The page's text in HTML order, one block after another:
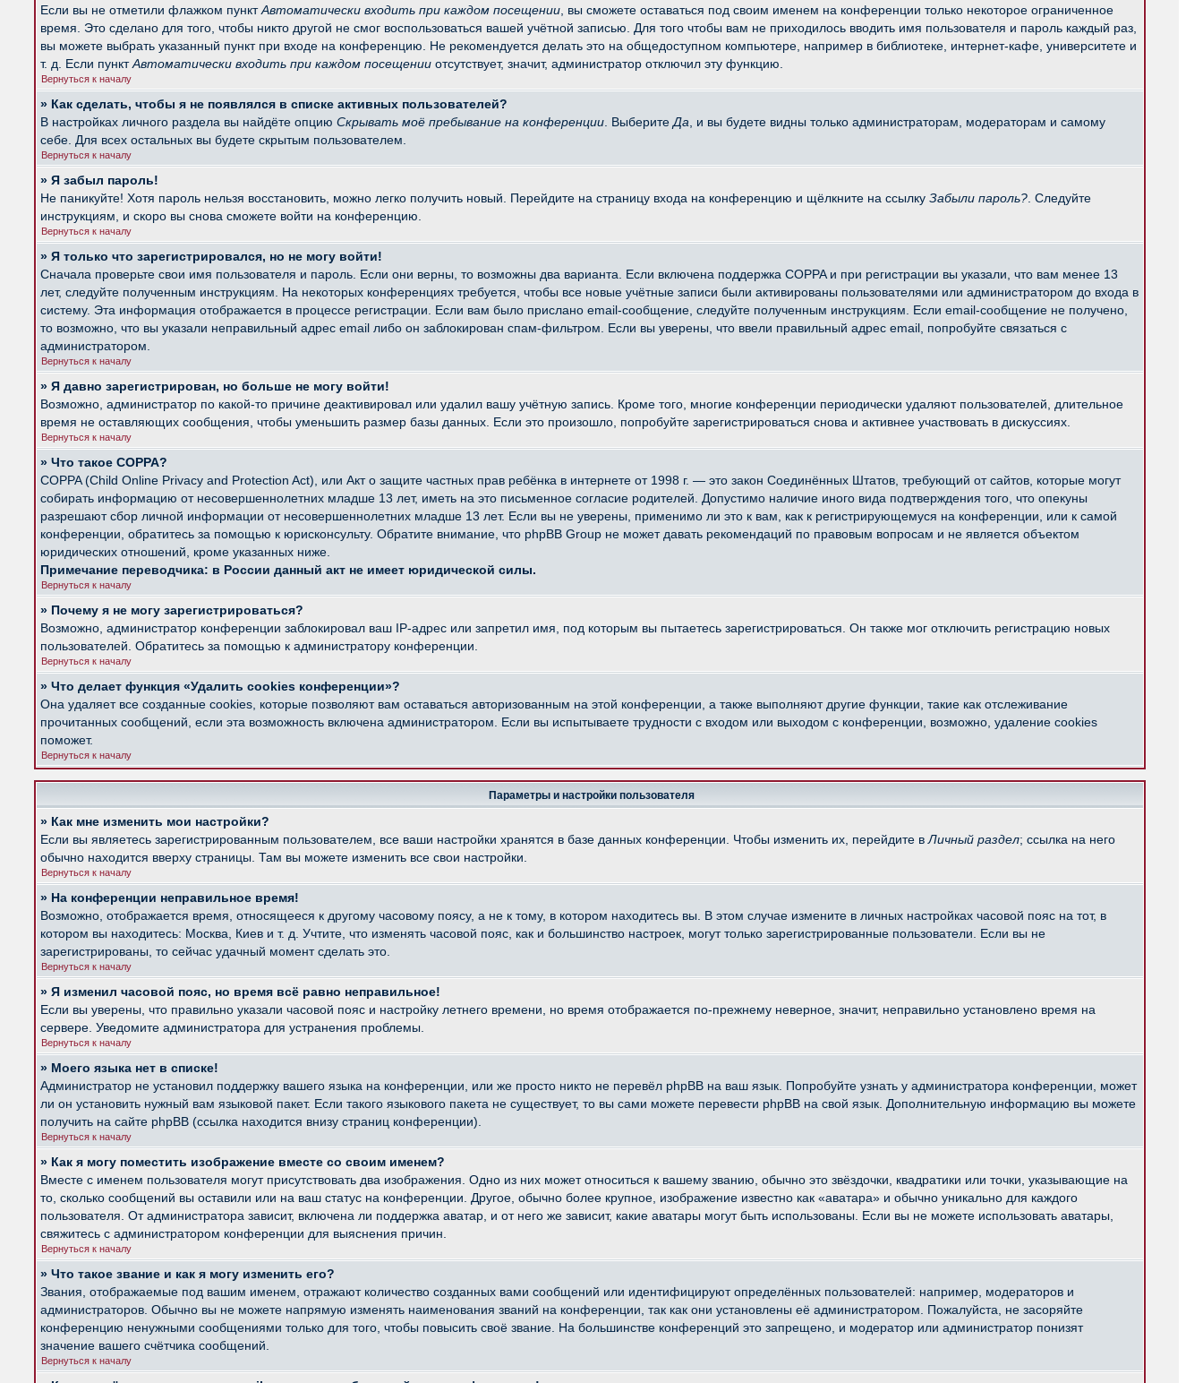
Если вы не отметили флажком пунктАвтоматически входить при каждом посещении , вы сможете оставаться под своим именем на конференции только некоторое ограниченное
время. Это сделано для того, чтобы никто другой не смог воспользоваться вашей учётной записью. Для того чтобы вам не приходилось вводить имя пользователя и пароль каждый раз,
вы можете выбрать указанный пункт при входе на конференцию. Не рекомендуется делать это на общедоступном компьютере, например в библиотеке, интернет-кафе, университете и
т. д. Если пунктАвтоматически входить при каждом посещении отсутствует, значит, администратор отключил эту функцию.
Вернуться к началу
» Как сделать, чтобы я не появлялся в списке активных пользователей?
В настройках личного раздела вы найдёте опцию Скрывать моё пребывание на конференции . Выберите Да , и вы будете видны только администраторам, модераторам и самому
себе. Для всех остальных вы будете скрытым пользователем.
Вернуться к началу
» Я забыл пароль!
Не паникуйте! Хотя пароль нельзя восстановить, можно легко получить новый. Перейдите на страницу входа на конференцию и щёлкните на ссылку Забыли пароль? . Следуйте
инструкциям, и скоро вы снова сможете войти на конференцию.
Вернуться к началу
» Я только что зарегистрировался, но не могу войти!
Сначала проверьте свои имя пользователя и пароль. Если они верны, то возможны два варианта. Если включена поддержка COPPA и при регистрации вы указали, что вам менее 13
лет, следуйте полученным инструкциям. На некоторых конференциях требуется, чтобы все новые учётные записи были активированы пользователями или администратором до входа в
систему. Эта информация отображается в процессе регистрации. Если вам было прислано email-сообщение, следуйте полученным инструкциям. Если email-сообщение не получено,
то возможно, что вы указали неправильный адрес email либо он заблокирован спам-фильтром. Если вы уверены, что ввели правильный адрес email, попробуйте связаться с
администратором.
Вернуться к началу
» Я давно зарегистрирован, но больше не могу войти!
Возможно, администратор по какой-то причине деактивировал или удалил вашу учётную запись. Кроме того, многие конференции периодически удаляют пользователей, длительное
время не оставляющих сообщения, чтобы уменьшить размер базы данных. Если это произошло, попробуйте зарегистрироваться снова и активнее участвовать в дискуссиях.
Вернуться к началу
» Что такое COPPA?
COPPA (Child Online Privacy and Protection Act), или Акт о защите частных прав ребёнка в интернете от 1998 г. — это закон Соединённых Штатов, требующий от сайтов, которые могут
собирать информацию от несовершеннолетних младше 13 лет, иметь на это письменное согласие родителей. Допустимо наличие иного вида подтверждения того, что опекуны
разрешают сбор личной информации от несовершеннолетних младше 13 лет. Если вы не уверены, применимо ли это к вам, как к регистрирующемуся на конференции, или к самой
конференции, обратитесь за помощью к юрисконсульту. Обратите внимание, что phpBB Group не может давать рекомендаций по правовым вопросам и не является объектом
юридических отношений, кроме указанных ниже.
Примечание переводчика: в России данный акт не имеет юридической силы.
Вернуться к началу
» Почему я не могу зарегистрироваться?
Возможно, администратор конференции заблокировал ваш IP-адрес или запретил имя, под которым вы пытаетесь зарегистрироваться. Он также мог отключить регистрацию новых
пользователей. Обратитесь за помощью к администратору конференции.
Вернуться к началу
» Что делает функция «Удалить cookies конференции»?
Она удаляет все созданные cookies, которые позволяют вам оставаться авторизованным на этой конференции, а также выполняют другие функции, такие как отслеживание
прочитанных сообщений, если эта возможность включена администратором. Если вы испытываете трудности с входом или выходом с конференции, возможно, удаление cookies
поможет.
Вернуться к началу
Параметры и настройки пользователя
» Как мне изменить мои настройки?
Если вы являетесь зарегистрированным пользователем, все ваши настройки хранятся в базе данных конференции. Чтобы изменить их, перейдите в Личный раздел; ссылка на него
обычно находится вверху страницы. Там вы можете изменить все свои настройки.
Вернуться к началу
» На конференции неправильное время!
Возможно, отображается время, относящееся к другому часовому поясу, а не к тому, в котором находитесь вы. В этом случае измените в личных настройках часовой пояс на тот, в
котором вы находитесь: Москва, Киев и т. д. Учтите, что изменять часовой пояс, как и большинство настроек, могут только зарегистрированные пользователи. Если вы не
зарегистрированы, то сейчас удачный момент сделать это.
Вернуться к началу
» Я изменил часовой пояс, но время всё равно неправильное!
Если вы уверены, что правильно указали часовой пояс и настройку летнего времени, но время отображается по-прежнему неверное, значит, неправильно установлено время на
сервере. Уведомите администратора для устранения проблемы.
Вернуться к началу
» Моего языка нет в списке!
Администратор не установил поддержку вашего языка на конференции, или же просто никто не перевёл phpBB на ваш язык. Попробуйте узнать у администратора конференции, может
ли он установить нужный вам языковой пакет. Если такого языкового пакета не существует, то вы сами можете перевести phpBB на свой язык. Дополнительную информацию вы можете
получить на сайте phpBB (ссылка находится внизу страниц конференции).
Вернуться к началу
» Как я могу поместить изображение вместе со своим именем?
Вместе с именем пользователя могут присутствовать два изображения. Одно из них может относиться к вашему званию, обычно это звёздочки, квадратики или точки, указывающие на
то, сколько сообщений вы оставили или на ваш статус на конференции. Другое, обычно более крупное, изображение известно как «аватара» и обычно уникально для каждого
пользователя. От администратора зависит, включена ли поддержка аватар, и от него же зависит, какие аватары могут быть использованы. Если вы не можете использовать аватары,
свяжитесь с администратором конференции для выяснения причин.
Вернуться к началу
» Что такое звание и как я могу изменить его?
Звания, отображаемые под вашим именем, отражают количество созданных вами сообщений или идентифицируют определённых пользователей: например, модераторов и
администраторов. Обычно вы не можете напрямую изменять наименования званий на конференции, так как они установлены её администратором. Пожалуйста, не засоряйте
конференцию ненужными сообщениями только для того, чтобы повысить своё звание. На большинстве конференций это запрещено, и модератор или администратор понизят
значение вашего счётчика сообщений.
Вернуться к началу